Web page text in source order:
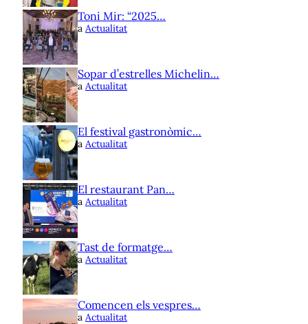
Toni Mir: “2025…
a Actualitat
Sopar d’estrelles Michelin…
a Actualitat
El festival gastronòmic…
a Actualitat
El restaurant Pan…
a Actualitat
Tast de formatge…
a Actualitat
Comencen els vespres…
a Actualitat